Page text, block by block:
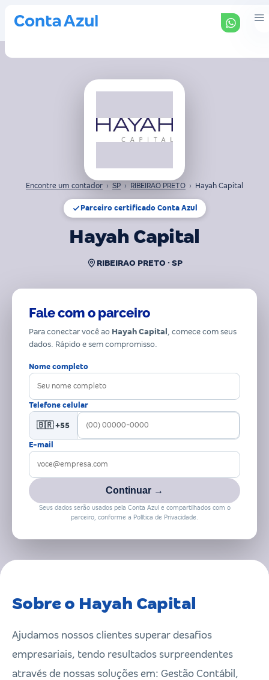
Encontre um contador › SP › RIBEIRAO PRETO › Hayah Capital
Parceiro certificado Conta Azul
Hayah Capital
RIBEIRAO PRETO · SP
Fale com o parceiro
Para conectar você ao Hayah Capital , comece com seus
dados. Rápido e sem compromisso.
Nome completo
Telefone celular
🇧🇷 +55
E-mail
Continuar →
Seus dados serão usados pela Conta Azul e compartilhados com o
parceiro, conforme a Política de Privacidade.
Sobre o Hayah Capital
Ajudamos nossos clientes superar desafios
empresariais, tendo resultados surpreendentes
através de nossas soluções em: Gestão Contábil,